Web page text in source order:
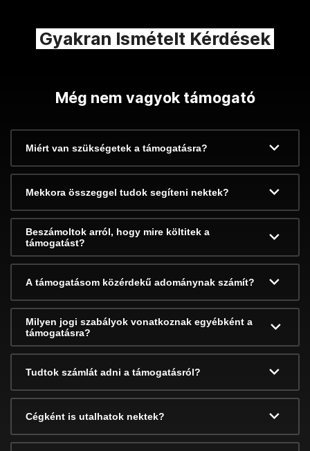
Gyakran Ismételt Kérdések
Még nem vagyok támogató
Miért van szükségetek a támogatásra?
Mekkora összeggel tudok segíteni nektek?
Beszámoltok arról, hogy mire költitek a
támogatást?
A támogatásom közérdekű adománynak számít?
Milyen jogi szabályok vonatkoznak egyébként a
támogatásra?
Tudtok számlát adni a támogatásról?
Cégként is utalhatok nektek?